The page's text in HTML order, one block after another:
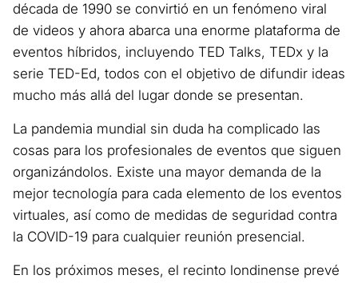
década de 1990 se convirtió en un fenómeno viral
de videos y ahora abarca una enorme plataforma de
eventos híbridos, incluyendo TED Talks, TEDx y la
serie TED-Ed, todos con el objetivo de difundir ideas
mucho más allá del lugar donde se presentan.
La pandemia mundial sin duda ha complicado las
cosas para los profesionales de eventos que siguen
organizándolos. Existe una mayor demanda de la
mejor tecnología para cada elemento de los eventos
virtuales, así como de medidas de seguridad contra
la COVID-19 para cualquier reunión presencial.
En los próximos meses, el recinto londinense prevé